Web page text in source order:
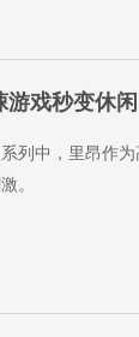
戏秒变休闲
列中，里昂作
。